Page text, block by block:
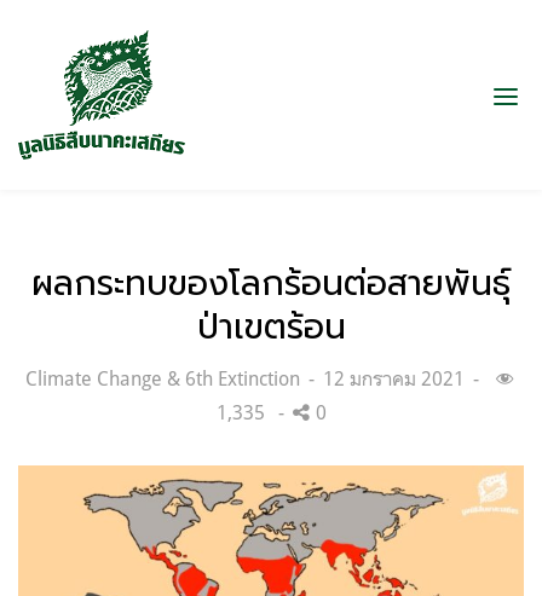
ผลกระทบของโลกร้อนต่อสายพันธุ์
ป่าเขตร้อน
Categories:
Climate Change & 6th Extinction
Posted
on
12 มกราคม 2021
1,335
0